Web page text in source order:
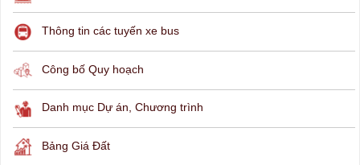
Thông tin các tuyến xe bus
Công bố Quy hoạch
Danh mục Dự án, Chương trình
Bảng Giá Đất